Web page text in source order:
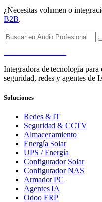
¿Necesitas volumen o
B2B.
Integradora de tecnología para
seguridad, redes y agentes de
Soluciones
Redes & IT
Seguridad & CCTV
Almacenamiento
Energía Solar
UPS / Energía
Configurador Solar
Configurador NAS
Armador PC
Agentes IA
Odoo ERP